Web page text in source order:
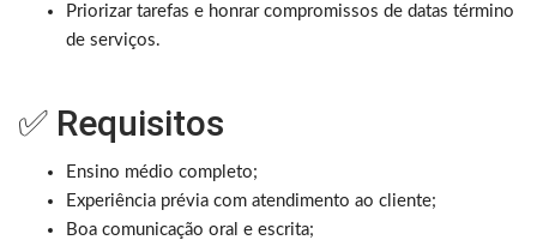
Priorizar tarefas e honrar compromissos de datas término
de serviços.
✅ Requisitos
Ensino médio completo;
Experiência prévia com atendimento ao cliente;
Boa comunicação oral e escrita;